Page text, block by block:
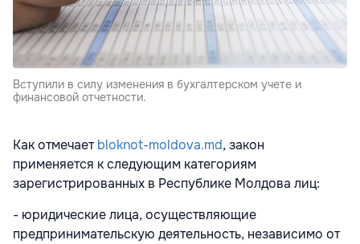
Вступили в силу изменения в бухгалтерском учете и
финансовой отчетности.
Как отмечаетbloknot-moldova.md, закон
применяется к следующим категориям
зарегистрированных в Республике Молдова лиц:
- юридические лица, осуществляющие
предпринимательскую деятельность, независимо от